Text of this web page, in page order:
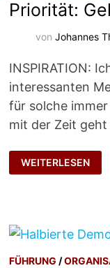
Priorität:
vonJohannes
INSPIRATION:
interessanten
für solche
mit der Zeit
PRIORITÄT:
GELDVERDIENEN
WEITERLESEN
FÜHRUNG /